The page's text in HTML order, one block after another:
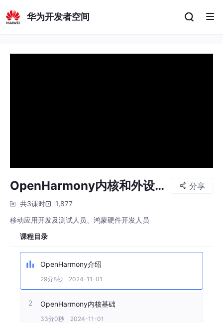
华为开发者空间
OpenHarmony内核和外设开
发基础介绍
分享
共3课时
1,877
移动应用开发及测试人员、鸿蒙硬件开发人员
课程目录
OpenHarmony介绍
29分8秒 2024-11-01
2 OpenHarmony内核基础
33分0秒 2024-11-01